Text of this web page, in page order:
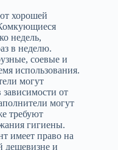
хорошей
недель,
в неделю.
соевые и
использования.
могут
зависимости от
могут
требуют
гигиены.
имеет право на
дешевизне и